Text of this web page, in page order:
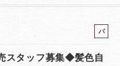
パ
ト
スタッフ募集◆髪色自